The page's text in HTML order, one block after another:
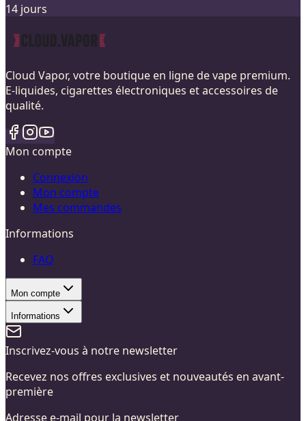
14 jours
Cloud Vapor, votre boutique en ligne de vape premium.
E-liquides, cigarettes électroniques et accessoires de
qualité.
Mon compte
Connexion
Mon compte
Mes commandes
Informations
FAQ
Mon compte
Informations
Inscrivez-vous à notre newsletter
Recevez nos offres exclusives et nouveautés en avant-
première
Adresse e-mail pour la newsletter